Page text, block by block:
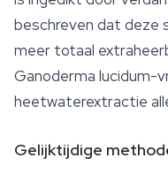
beschreven dat deze
meer totaal
Ganoderma lucidum-
heetwaterextractie
Gelijktijdige